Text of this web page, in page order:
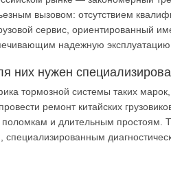
вызовом: отсутствием
сервис, ориентированный
надежную эксплуатацию
них нужен
тормозной системы таких
ремонт китайских
и длительным простоям.